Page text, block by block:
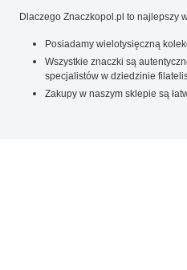
Dlaczego Znaczkopol.pl to najlepszy
Posiadamy wielotysięczną
Wszystkie znaczki są
specjalistów w dziedzinie
Zakupy w naszym sklepie są